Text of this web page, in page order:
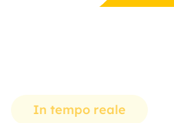
In tempo reale